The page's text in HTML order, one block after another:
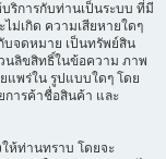
ริการกับท่านเป็นระบบ ที่มี
ม่เกิด ความเสียหายใดๆ
บจดหมาย เป็นทรัพย์สิน
นลิขสิทธิ์ในข้อความ ภาพ
แพร่ใน รูปแบบใดๆ โดย
การค้าชื่อสินค้า และ
ห้ท่านทราบ โดยจะ